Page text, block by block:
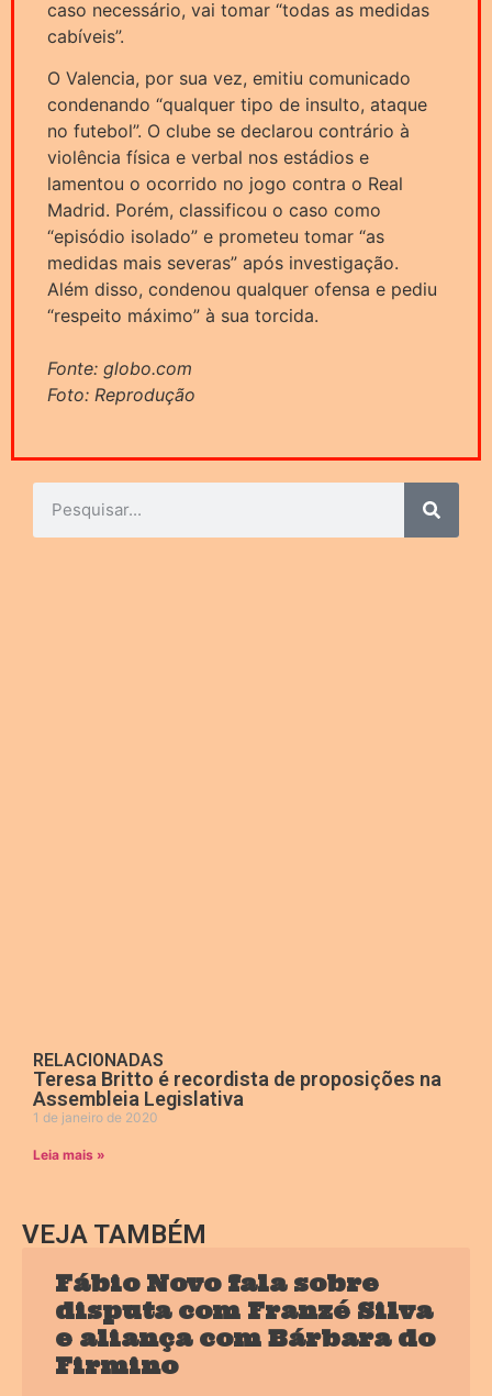
caso necessário, vai tomar “todas as medidas
cabíveis”.
O Valencia, por sua vez, emitiu comunicado
condenando “qualquer tipo de insulto, ataque
no futebol”. O clube se declarou contrário à
violência física e verbal nos estádios e
lamentou o ocorrido no jogo contra o Real
Madrid. Porém, classificou o caso como
“episódio isolado” e prometeu tomar “as
medidas mais severas” após investigação.
Além disso, condenou qualquer ofensa e pediu
“respeito máximo” à sua torcida.
Fonte: globo.com
Foto: Reprodução
RELACIONADAS
Teresa Britto é recordista de proposições na
Assembleia Legislativa
1 de janeiro de 2020
Leia mais »
VEJA TAMBÉM
Fábio Novo fala sobre
disputa com Franzé Silva
e aliança com Bárbara do
Firmino